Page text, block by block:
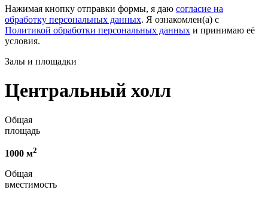
Нажимая кнопку отправки формы, я даю согласие на
обработку персональных данных. Я ознакомлен(а) с
Политикой обработки персональных данных и принимаю её
условия.
Залы и площадки
Центральный холл
Общая
площадь
1000 м2
Общая
вместимость